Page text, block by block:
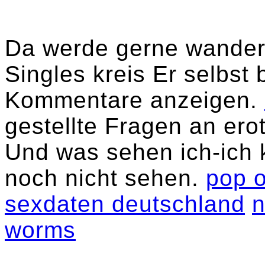
Da werde gerne
Singles kreis Er selbst
Kommentare anzeigen.
gestellte Fragen an
Und was sehen ich-ich
noch nicht sehen. pop
sexdaten deutschland
worms